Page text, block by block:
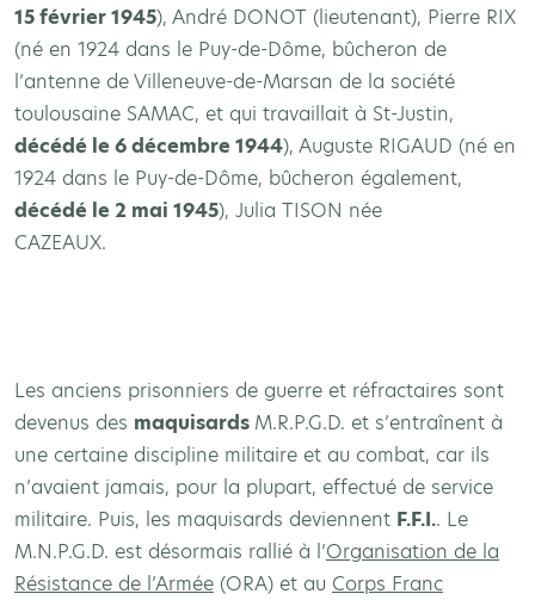
15 février 1945), André DONOT (lieutenant), Pierre RIX
(né en 1924 dans le Puy-de-Dôme, bûcheron de
l’antenne de Villeneuve-de-Marsan de la société
toulousaine SAMAC, et qui travaillait à St-Justin,
décédé le 6 décembre 1944), Auguste RIGAUD (né en
1924 dans le Puy-de-Dôme, bûcheron également,
décédé le 2 mai 1945), Julia TISON née
CAZEAUX.
Les anciens prisonniers de guerre et réfractaires sont
devenus des maquisards M.R.P.G.D. et s’entraînent à
une certaine discipline militaire et au combat, car ils
n’avaient jamais, pour la plupart, effectué de service
militaire. Puis, les maquisards deviennent F.F.I.. Le
M.N.P.G.D. est désormais rallié à l’Organisation de la
Résistance de l’Armée (ORA) et au Corps Franc